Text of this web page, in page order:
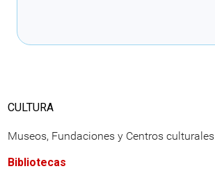
CULTURA
Museos, Fundaciones y Centros culturales
Bibliotecas